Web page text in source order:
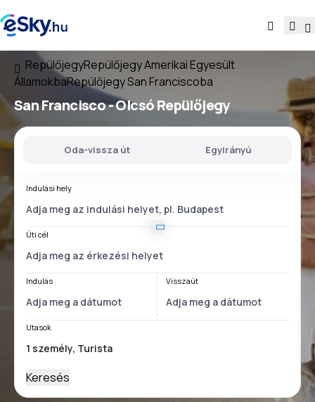
RepülőjegyRepülőjegy Amerikai Egyesült
ÁllamokbaRepülőjegy San Franciscoba
San Francisco - Olcsó Repülőjegy
Oda-vissza út Egyirányú
Indulási hely
Úti cél
Indulás Visszaút
Utasok
Keresés